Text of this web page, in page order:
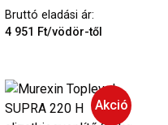
Bruttó eladási ár:
4 951 Ft/vödör-től
Akció